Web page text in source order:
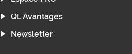
QL Avantages
Newsletter